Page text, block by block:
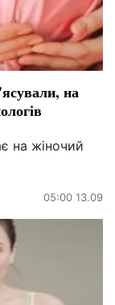
на
на жіночий
05:00 13.09